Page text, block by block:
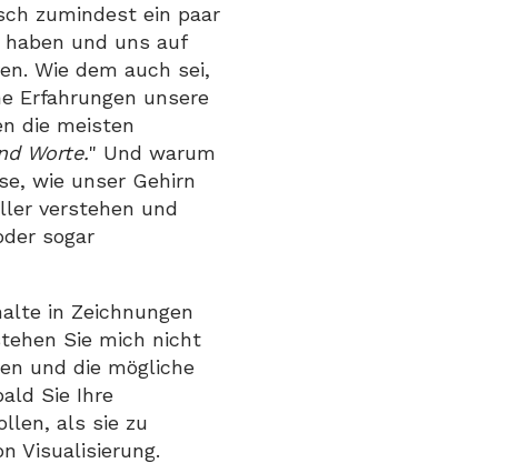
zumindest ein paar
und uns auf
Wie dem auch sei,
Erfahrungen unsere
die meisten
Worte." Und warum
wie unser Gehirn
verstehen und
sogar
in Zeichnungen
Sie mich nicht
und die mögliche
Sie Ihre
als sie zu
Visualisierung.